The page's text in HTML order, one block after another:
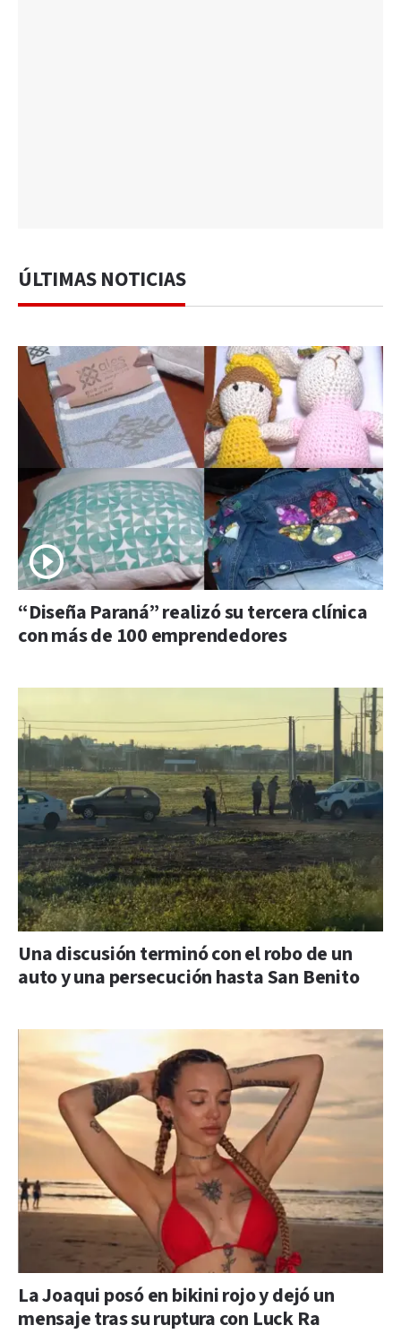
ÚLTIMAS NOTICIAS
“Diseña Paraná” realizó su tercera clínica
con más de 100 emprendedores
Una discusión terminó con el robo de un
auto y una persecución hasta San Benito
La Joaqui posó en bikini rojo y dejó un
mensaje tras su ruptura con Luck Ra